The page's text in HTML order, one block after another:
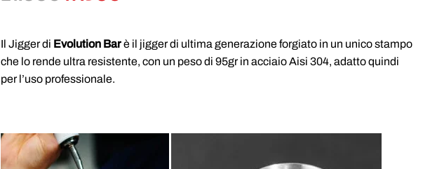
ORIGINALE
ERA:
21.00€.
ATTUALE
È:
Il Jigger di Evolution Barè il jigger di ultima generazione forgiato in un unico stampo
che lo rende ultra resistente, con un peso di 95gr in acciaio Aisi 304, adatto quindi
per l’uso professionale.